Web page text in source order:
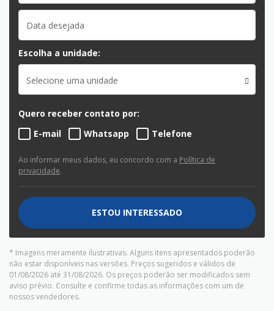
Escolha a unidade:
Selecione uma unidade
Quero receber contato por:
E-mail
Whatsapp Telefone
Ao informar meus dados, eu concordo com a Política de
privacidade.
ESTOU INTERESSADO
* Imagens meramente ilustrativas. Alguns itens apresentados poderão
não estar disponíveis nas versões. Preços sugeridos e válidos de
01/08/2026 até 31/08/2026. Os preços poderão ser modificados sem
aviso prévio. Consulte e confirme todas as informações com um de
nossos vendedores.